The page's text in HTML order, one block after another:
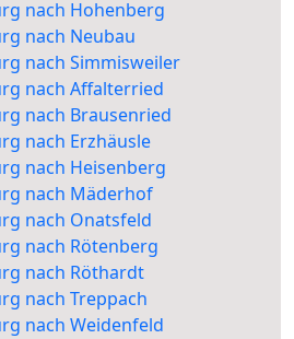
nach Hohenberg
nach Neubau
nach Simmisweiler
nach Affalterried
nach Brausenried
nach Erzhäusle
nach Heisenberg
nach Mäderhof
nach Onatsfeld
nach Rötenberg
nach Röthardt
nach Treppach
nach Weidenfeld